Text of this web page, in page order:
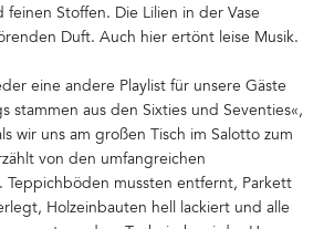
Stoffen. Die Lilien in der Vase
Duft. Auch hier ertönt leise Musik.
eine andere Playlist für unsere Gäste
stammen aus den Sixties und Seventies«,
wir uns am großen Tisch im Salotto zum
von den umfangreichen
Teppichböden mussten entfernt, Parkett
Holzeinbauten hell lackiert und alle